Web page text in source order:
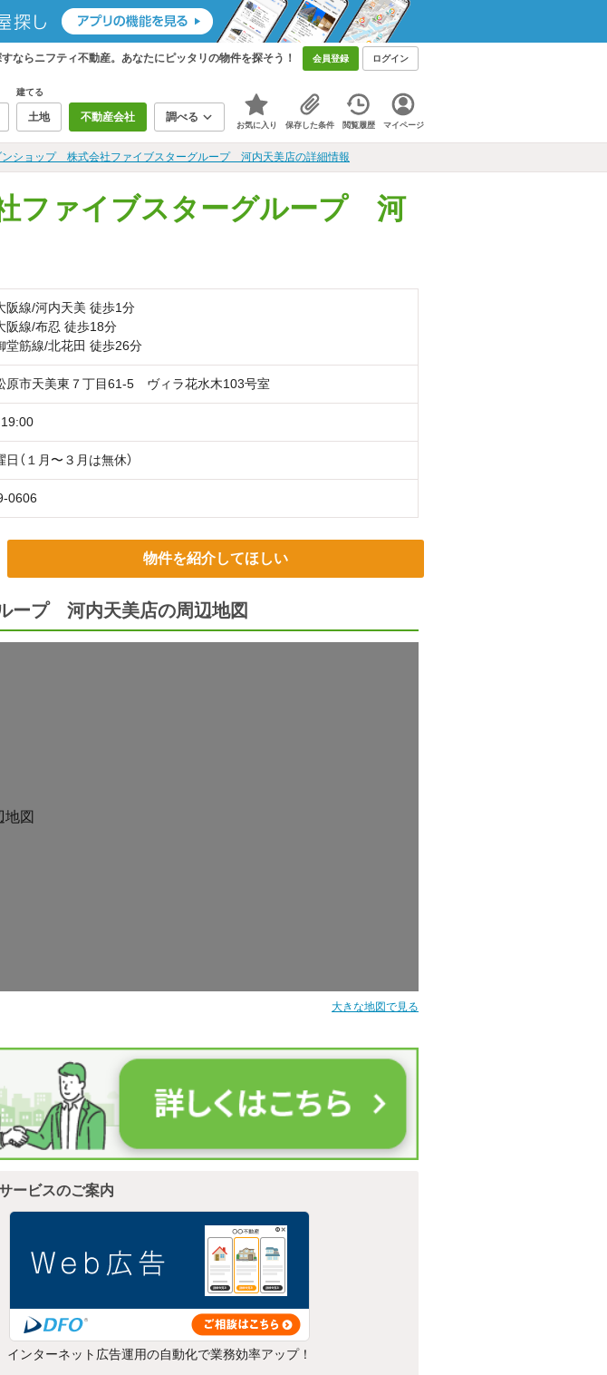
らニフティ不動産。あなたにピッタリの物件を探そう！ 会員登録 ログイン
建てる
土地 不動産会社 調べる
お気に入り 保存した条件 閲覧履歴 マイページ
ンショップ 株式会社ファイブスターグループ 河内天美店の詳細情報
ファイブスターグループ 河
阪線/河内天美 徒歩1分
阪線/布忍 徒歩18分
堂筋線/北花田 徒歩26分
原市天美東７丁目61-5 ヴィラ花水木103号室
（１月〜３月は無休）
0606
物件を紹介してほしい
ープ 河内天美店の周辺地図
大きな地図で見る
ービスのご案内
インターネット広告運用の自動化で業務効率アップ！